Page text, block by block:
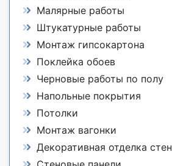
Малярные работы
Штукатурные работы
Монтаж гипсокартона
Поклейка обоев
Черновые работы по полу
Напольные покрытия
Потолки
Монтаж вагонки
Декоративная отделка стен